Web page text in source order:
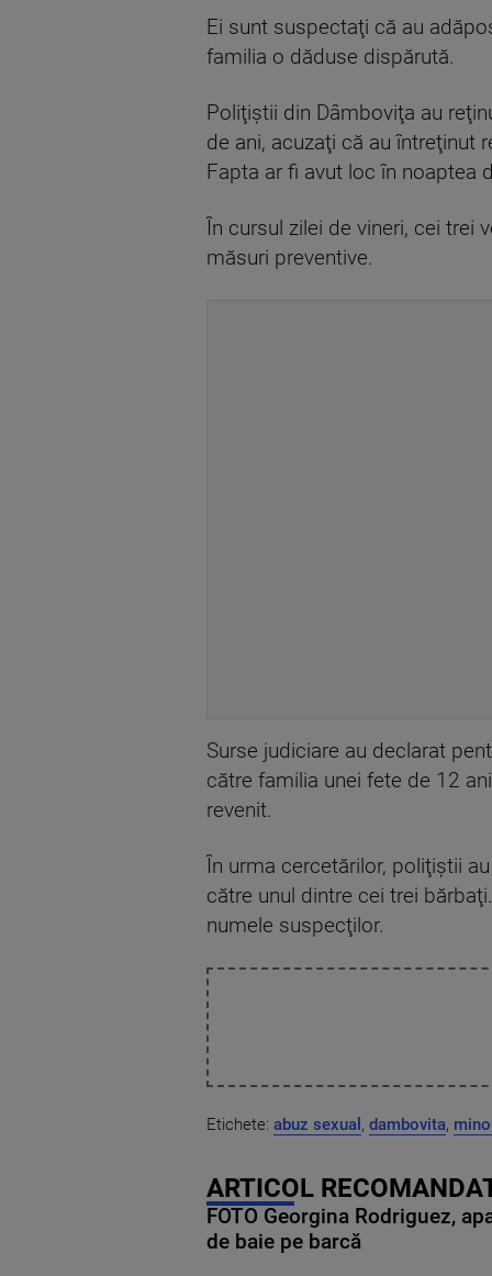
Ei sunt suspectaţi că au
familia o dăduse dispărută.
Poliţiştii din Dâmboviţa au
de ani, acuzaţi că au întreţinut
Fapta ar fi avut loc în noaptea
În cursul zilei de vineri, cei
măsuri preventive.
Surse judiciare au declarat
către familia unei fete de 12
revenit.
În urma cercetărilor, poliţiştii
către unul dintre cei trei
numele suspecţilor.
Etichete: abuz sexual , dambovita,
ARTICOL
FOTO Georgina Rodriguez,
de baie pe barcă